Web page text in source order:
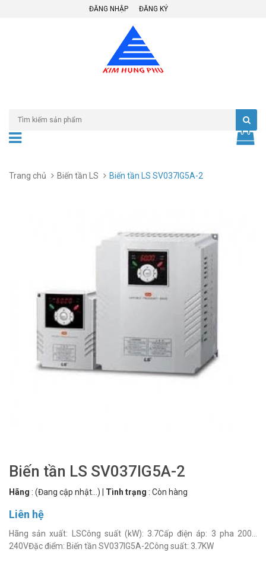
ĐĂNG NHẬP ĐĂNG KÝ
Trang chủ Biến tần LS Biến tần LS SV037IG5A-2
Biến tần LS SV037IG5A-2
Hãng : (Đang cập nhật...) Tình trạng : Còn hàng
Liên hệ
Hãng sản xuất: LSCông suất (kW): 3.7Cấp điện áp: 3 pha 200…
240VĐặc điểm: Biến tần SV037IG5A-2Công suất: 3.7KW